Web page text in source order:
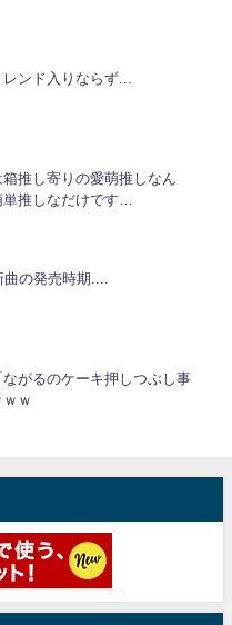
ンド入りならず...
推し寄りの愛萌推しなん
推しなだけです…
曲の発売時期....
ながるのケーキ押しつぶし事
ｗ